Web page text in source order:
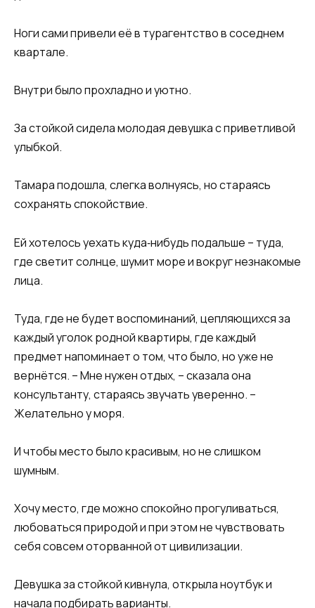
Ноги сами привели её в турагентство в соседнем
квартале.
Внутри было прохладно и уютно.
За стойкой сидела молодая девушка с приветливой
улыбкой.
Тамара подошла, слегка волнуясь, но стараясь
сохранять спокойствие.
Ей хотелось уехать куда‑нибудь подальше – туда,
где светит солнце, шумит море и вокруг незнакомые
лица.
Туда, где не будет воспоминаний, цепляющихся за
каждый уголок родной квартиры, где каждый
предмет напоминает о том, что было, но уже не
вернётся. – Мне нужен отдых, – сказала она
консультанту, стараясь звучать уверенно. –
Желательно у моря.
И чтобы место было красивым, но не слишком
шумным.
Хочу место, где можно спокойно прогуливаться,
любоваться природой и при этом не чувствовать
себя совсем оторванной от цивилизации.
Девушка за стойкой кивнула, открыла ноутбук и
начала подбирать варианты.